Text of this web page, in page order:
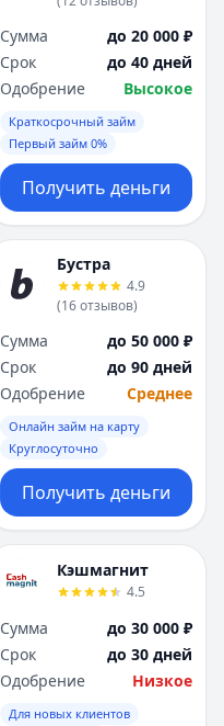
Сумма
до 20 000 ₽
Срок
до 40 дней
Одобрение
Высокое
Краткосрочный займ
Первый займ 0%
Получить деньги
Бустра
4.9
(16отзывов)
Сумма
до 50 000 ₽
Срок
до 90 дней
Одобрение
Среднее
Онлайн займ на карту
Круглосуточно
Получить деньги
Кэшмагнит
4.5
Сумма
до 30 000 ₽
Срок
до 30 дней
Одобрение
Низкое
Для новых клиентов